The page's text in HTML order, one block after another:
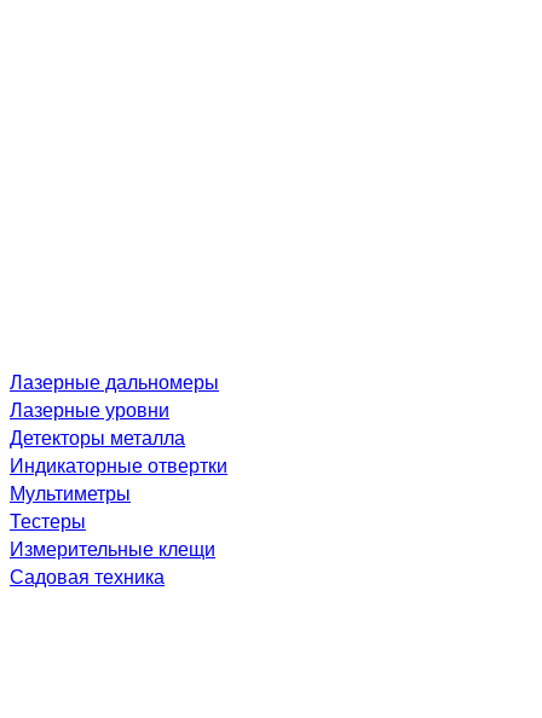
Лазерные дальномеры
Лазерные уровни
Детекторы металла
Индикаторные отвертки
Мультиметры
Тестеры
Измерительные клещи
Садовая техника